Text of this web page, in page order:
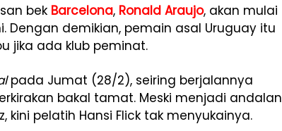
bek Barcelona, Ronald Araujo, akan mulai
Dengan demikian, pemain asal Uruguay itu
jika ada klub peminat.
pada Jumat (28/2), seiring berjalannya
bakal tamat. Meski menjadi andalan
kini pelatih Hansi Flick tak menyukainya.